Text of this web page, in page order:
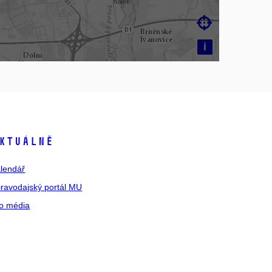
i

portál MU
média